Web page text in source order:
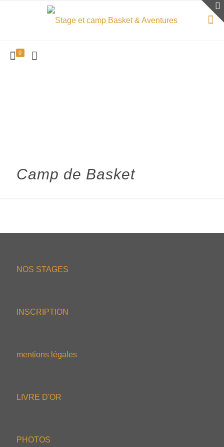
0
Camp de Basket
NOS STAGES
INSCRIPTION
mentions légales
LIVRE D'OR
PHOTOS